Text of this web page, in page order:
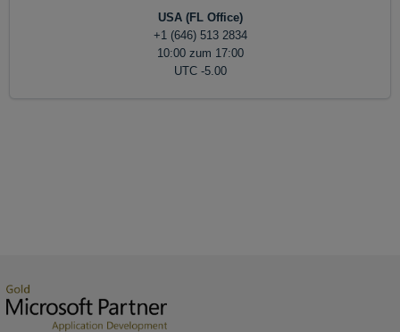
USA (FL Office)
+1 (646) 513 2834
10:00 zum 17:00
UTC -5.00